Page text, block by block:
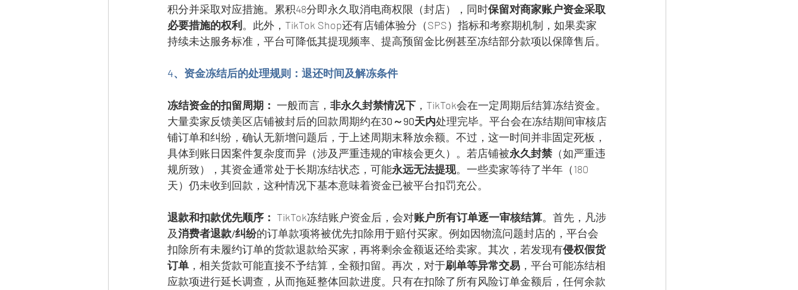
积分并采取对应措施。累积48分即永久取消电商权限（封店），同时保留对商家账户资金采取
必要措施的权利 。此外，TikTok Shop还有店铺体验分（SPS）指标和考察期机制，如果卖家
持续未达服务标准，平台可降低其提现频率、提高预留金比例甚至冻结部分款项以保障售后。
4、资金冻结后的处理规则：退还时间及解冻条件
冻结资金的扣留周期： 一般而言， 非永久封禁情况下 ，TikTok会在一定周期后结算冻结资金。
大量卖家反馈美区店铺被封后的回款周期约在30～90天内处理完毕。平台会在冻结期间审核店
铺订单和纠纷，确认无新增问题后，于上述周期末释放余额。不过，这一时间并非固定死板，
具体到账日因案件复杂度而异（涉及严重违规的审核会更久）。若店铺被永久封禁 （如严重违
规所致），其资金通常处于长期冻结状态，可能永远无法提现。一些卖家等待了半年（180
天）仍未收到回款，这种情况下基本意味着资金已被平台扣罚充公。
退款和扣款优先顺序： TikTok冻结账户资金后，会对账户所有订单逐一审核结算。首先，凡涉
及消费者退款/纠纷的订单款项将被优先扣除用于赔付买家。例如因物流问题封店的，平台会
扣除所有未履约订单的货款退款给买家，再将剩余金额返还给卖家。其次，若发现有侵权假货
订单 ，相关货款可能直接不予结算，全额扣留。再次，对于刷单等异常交易 ，平台可能冻结相
应款项进行延长调查，从而拖延整体回款进度。只有在扣除了所有风险订单金额后，任何余款